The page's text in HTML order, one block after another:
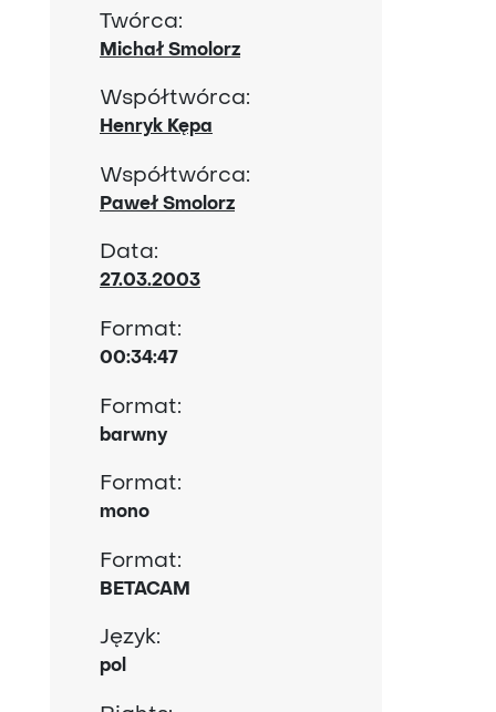
Twórca:
Michał Smolorz
Współtwórca:
Henryk Kępa
Współtwórca:
Paweł Smolorz
Data:
27.03.2003
Format:
00:34:47
Format:
barwny
Format:
mono
Format:
BETACAM
Język:
pol